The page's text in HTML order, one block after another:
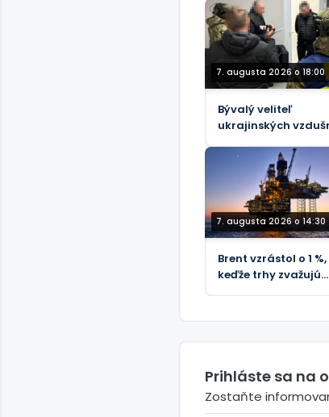
7. augusta 2026 o 18:00
Bývalý veliteľ
ukrajinských
nového vyšetrovania
korupcie
7. augusta 2026 o 14:30
Brent vzrástol o 1 %,
keďže trhy zvažujú
Prihláste sa na
Zostaňte